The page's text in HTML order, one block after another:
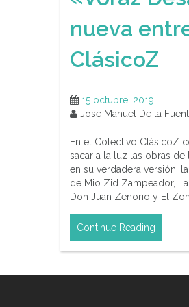
nueva
ClásicoZ
15 octubre, 2019
José Manuel De la
En el Colectivo ClásicoZ
sacar a la luz las obras de
en su verdadera versión,
de Mio Zid Zampeador,
Don Juan Zenorio y El
Continue Reading